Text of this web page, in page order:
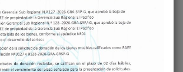
respuesta
de correo electrónico no será
Los campos obligatorios están